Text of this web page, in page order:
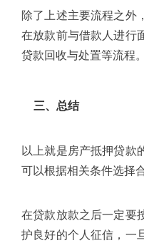
除了上述主要流程之外
在放款前与借款人进行
贷款回收与处置等流程。
三、总结
以上就是房产抵押贷款
可以根据相关条件选择
在贷款放款之后一定要
护良好的个人征信，一